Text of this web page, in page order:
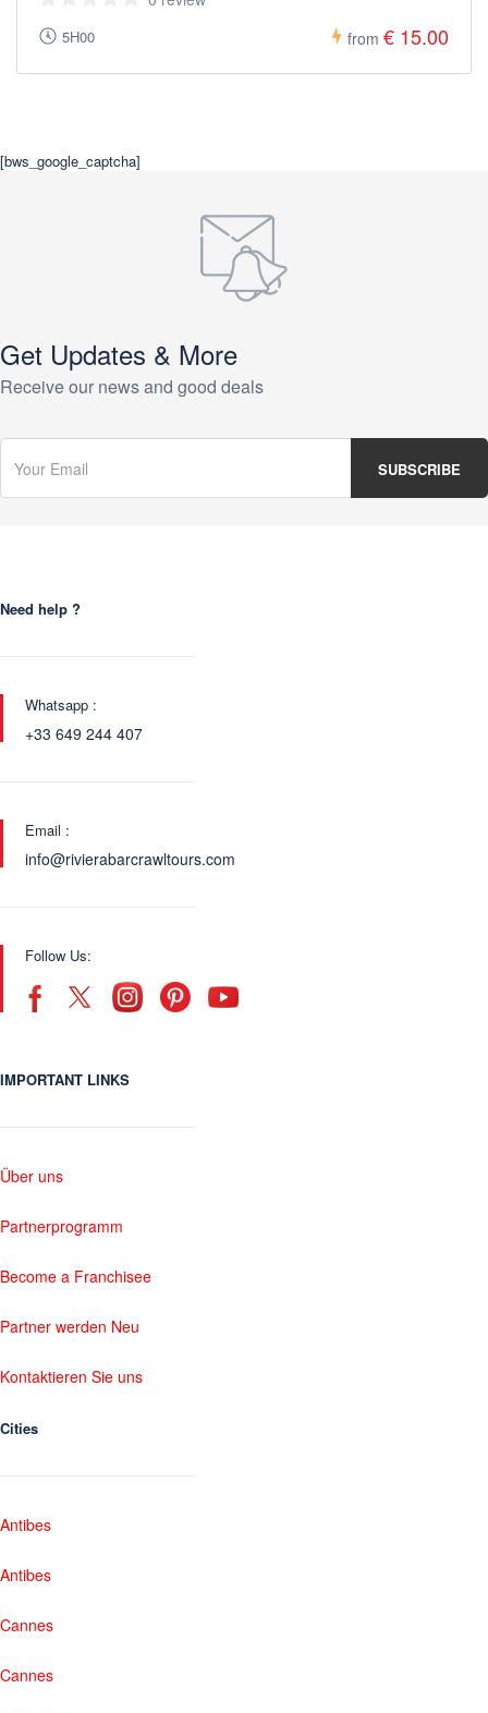
5H00 from € 15.00
[bws_google_captcha]
Get Updates & More
Receive our news and good deals
Need help ?
Whatsapp :
+33 649 244 407
Email :
info@rivierabarcrawltours.com
Follow Us:
IMPORTANT LINKS
Über uns
Partnerprogramm
Become a Franchisee
Partner werden Neu
Kontaktieren Sie uns
Cities
Antibes
Antibes
Cannes
Cannes